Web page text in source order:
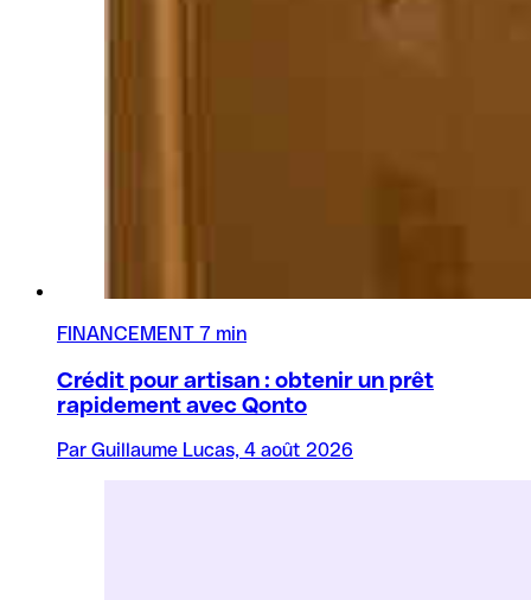
FINANCEMENT 7 min
Crédit pour artisan : obtenir un prêt
rapidement avec Qonto
Par Guillaume Lucas, 4 août 2026